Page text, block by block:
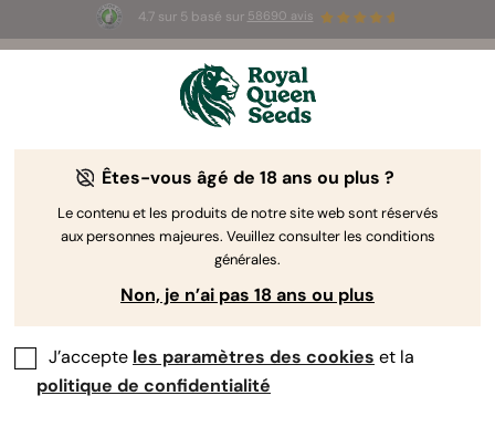
4.7 sur 5 basé sur 58690 avis
3 graines White Widow AutoGRATUITES pour les
Graines faibles en THC
Vous n’aimez pas la sensation de planer trop haut ?
Nous avons ce qu’il vous faut ! Découvrez notre
gamme de variétés à faible teneur en THC pour
profiter des bienfaits du cannabis sans les effets
psychoactifs.
Trier par
Êtes-vous âgé de 18 ans ou plus ?
Le contenu et les produits de notre site web sont réservés
aux personnes majeures. Veuillez consulter les conditions
générales.
Non, je n’ai pas 18 ans ou plus
J’accepte les paramètres des cookies et la
politique de confidentialité